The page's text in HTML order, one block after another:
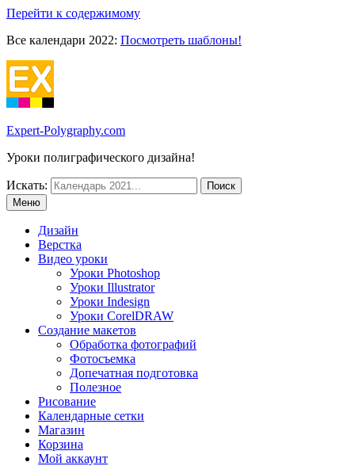
Перейти к содержимому
Все календари 2022: Посмотреть шаблоны!
Expert-Polygraphy.com
Уроки полиграфического дизайна!
Искать:
Меню
Дизайн
Верстка
Видео уроки
Уроки Photoshop
Уроки Illustrator
Уроки Indesign
Уроки CorelDRAW
Создание макетов
Обработка фотографий
Фотосъемка
Допечатная подготовка
Полезное
Рисование
Календарные сетки
Магазин
Корзина
Мой аккаунт